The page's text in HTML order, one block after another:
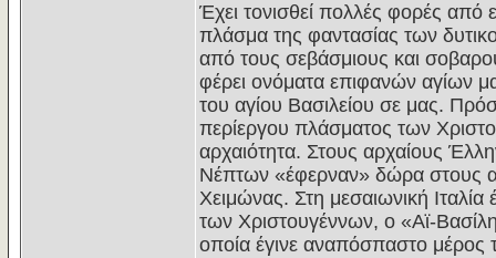
Έχει τονισθεί πολλές φορές
πλάσμα της φαντασίας των
από τους σεβάσμιους και
φέρει ονόματα επιφανών αγίων
του αγίου Βασιλείου σε μας.
περίεργου πλάσματος των
αρχαιότητα. Στους αρχαίους
Νέπτων «έφερναν» δώρα στους
Χειμώνας. Στη μεσαιωνική
των Χριστουγέννων, ο «Αϊ-
οποία έγινε αναπόσπαστο μέρος